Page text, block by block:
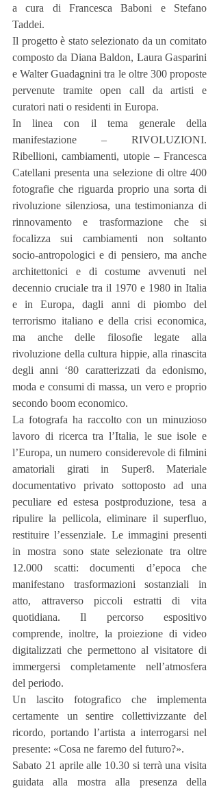
a cura di Francesca Baboni e Stefano
Taddei.
Il progetto è stato selezionato da un comitato
composto da Diana Baldon, Laura Gasparini
e Walter Guadagnini tra le oltre 300 proposte
pervenute tramite open call da artisti e
curatori nati o residenti in Europa.
In linea con il tema generale della
manifestazione – RIVOLUZIONI.
Ribellioni, cambiamenti, utopie – Francesca
Catellani presenta una selezione di oltre 400
fotografie che riguarda proprio una sorta di
rivoluzione silenziosa, una testimonianza di
rinnovamento e trasformazione che si
focalizza sui cambiamenti non soltanto
socio-antropologici e di pensiero, ma anche
architettonici e di costume avvenuti nel
decennio cruciale tra il 1970 e 1980 in Italia
e in Europa, dagli anni di piombo del
terrorismo italiano e della crisi economica,
ma anche delle filosofie legate alla
rivoluzione della cultura hippie, alla rinascita
degli anni ‘80 caratterizzati da edonismo,
moda e consumi di massa, un vero e proprio
secondo boom economico.
La fotografa ha raccolto con un minuzioso
lavoro di ricerca tra l’Italia, le sue isole e
l’Europa, un numero considerevole di filmini
amatoriali girati in Super8. Materiale
documentativo privato sottoposto ad una
peculiare ed estesa postproduzione, tesa a
ripulire la pellicola, eliminare il superfluo,
restituire l’essenziale. Le immagini presenti
in mostra sono state selezionate tra oltre
12.000 scatti: documenti d’epoca che
manifestano trasformazioni sostanziali in
atto, attraverso piccoli estratti di vita
quotidiana. Il percorso espositivo
comprende, inoltre, la proiezione di video
digitalizzati che permettono al visitatore di
immergersi completamente nell’atmosfera
del periodo.
Un lascito fotografico che implementa
certamente un sentire collettivizzante del
ricordo, portando l’artista a interrogarsi nel
presente: «Cosa ne faremo del futuro?».
Sabato 21 aprile alle 10.30 si terrà una visita
guidata alla mostra alla presenza della